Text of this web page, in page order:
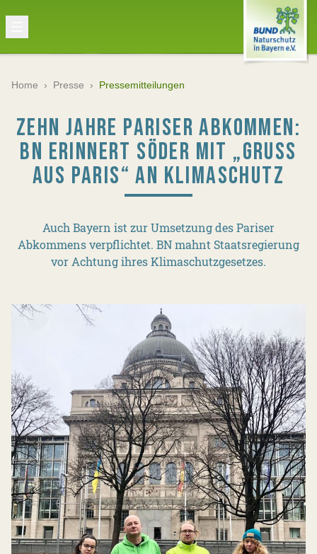
Home › Presse › Pressemitteilungen
ZEHN JAHRE PARISER ABKOMMEN:
BN ERINNERT SÖDER MIT „GRUSS A
US PARIS“ AN KLIMASCHUTZ
Auch Bayern ist zur Umsetzung des Pariser
Abkommens verpflichtet. BN mahnt Staatsregierung
vor Achtung ihres Klimaschutzgesetzes.